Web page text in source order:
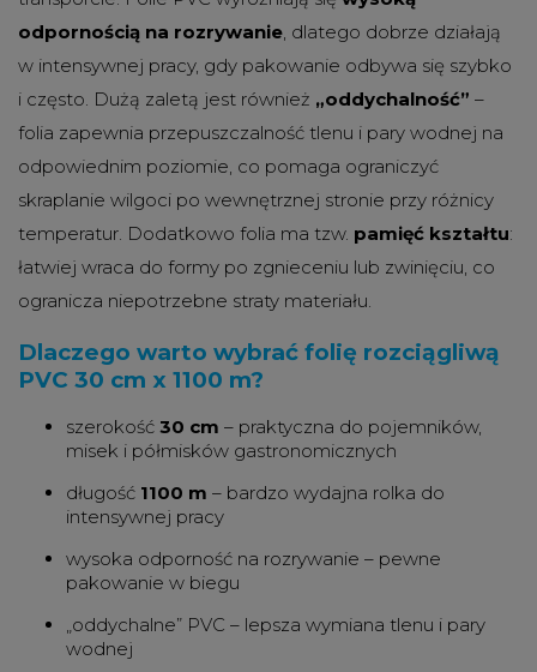
odpornością na rozrywanie , dlatego dobrze działają
w intensywnej pracy, gdy pakowanie odbywa się szybko
i często. Dużą zaletą jest również „oddychalność” –
folia zapewnia przepuszczalność tlenu i pary wodnej na
odpowiednim poziomie, co pomaga ograniczyć
skraplanie wilgoci po wewnętrznej stronie przy różnicy
temperatur. Dodatkowo folia ma tzw. pamięć kształtu:
łatwiej wraca do formy po zgnieceniu lub zwinięciu, co
ogranicza niepotrzebne straty materiału.
Dlaczego warto wybrać folię rozciągliwą
PVC 30 cm x 1100 m?
szerokość 30 cm – praktyczna do pojemników,
misek i półmisków gastronomicznych
długość 1100 m – bardzo wydajna rolka do
intensywnej pracy
wysoka odporność na rozrywanie – pewne
pakowanie w biegu
„oddychalne” PVC – lepsza wymiana tlenu i pary
wodnej